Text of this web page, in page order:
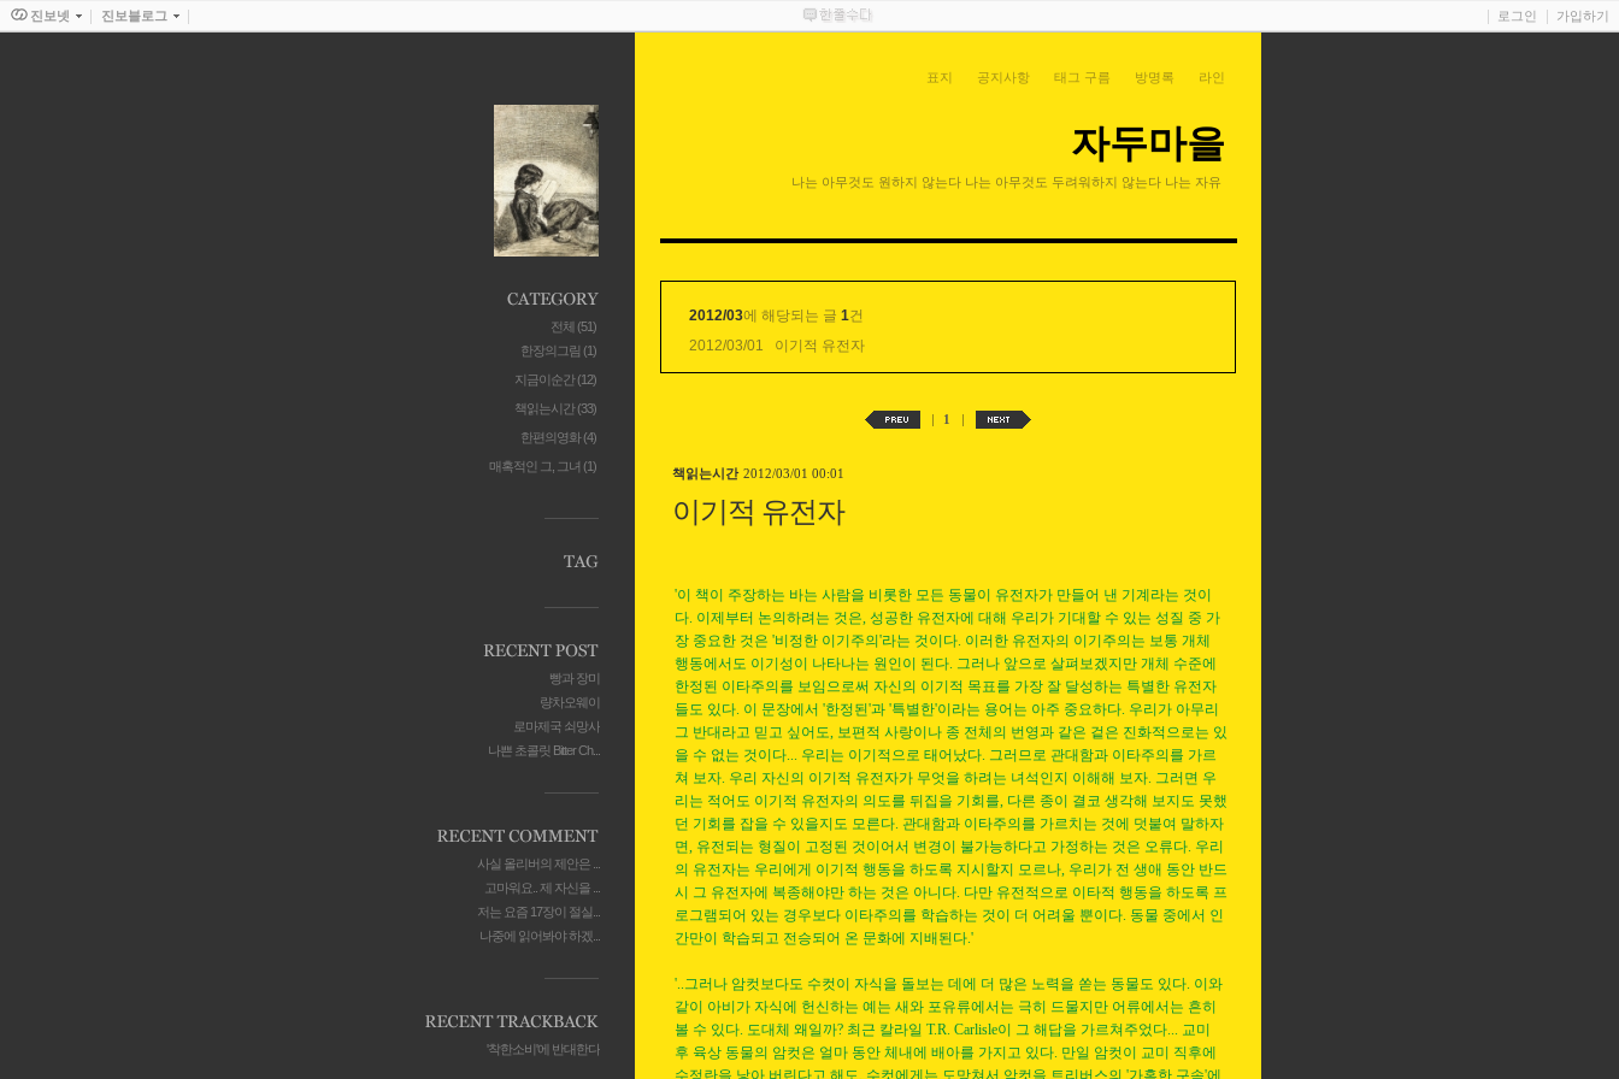
표지 공지사항 태그 구름 방명록 라인
자두마을
나는 아무것도 원하지 않는다 나는 아무것도 두려워하지 않는다 나는 자유
2012/03에 해당되는 글 1건
2012/03/01
이기적 유전자
1
책읽는시간 2012/03/01 00:01
이기적 유전자
'이 책이 주장하는 바는 사람을 비롯한 모든 동물이 유전자가 만들어 낸 기계라는 것이
다. 이제부터 논의하려는 것은, 성공한 유전자에 대해 우리가 기대할 수 있는 성질 중 가
장 중요한 것은 '비정한 이기주의'라는 것이다. 이러한 유전자의 이기주의는 보통 개체
행동에서도 이기성이 나타나는 원인이 된다. 그러나 앞으로 살펴보겠지만 개체 수준에
한정된 이타주의를 보임으로써 자신의 이기적 목표를 가장 잘 달성하는 특별한 유전자
들도 있다. 이 문장에서 '한정된'과 '특별한'이라는 용어는 아주 중요하다. 우리가 아무리
그 반대라고 믿고 싶어도, 보편적 사랑이나 종 전체의 번영과 같은 겉은 진화적으로는 있
을 수 없는 것이다... 우리는 이기적으로 태어났다. 그러므로 관대함과 이타주의를 가르
쳐 보자. 우리 자신의 이기적 유전자가 무엇을 하려는 녀석인지 이해해 보자. 그러면 우
리는 적어도 이기적 유전자의 의도를 뒤집을 기회를, 다른 종이 결코 생각해 보지도 못했
던 기회를 잡을 수 있을지도 모른다. 관대함과 이타주의를 가르치는 것에 덧붙여 말하자
면, 유전되는 형질이 고정된 것이어서 변경이 불가능하다고 가정하는 것은 오류다. 우리
의 유전자는 우리에게 이기적 행동을 하도록 지시할지 모르나, 우리가 전 생애 동안 반드
시 그 유전자에 복종해야만 하는 것은 아니다. 다만 유전적으로 이타적 행동을 하도록 프
로그램되어 있는 경우보다 이타주의를 학습하는 것이 더 어려울 뿐이다. 동물 중에서 인
간만이 학습되고 전승되어 온 문화에 지배된다.'
'..그러나 암컷보다도 수컷이 자식을 돌보는 데에 더 많은 노력을 쏟는 동물도 있다. 이와
같이 아비가 자식에 헌신하는 예는 새와 포유류에서는 극히 드물지만 어류에서는 흔히
볼 수 있다. 도대체 왜일까? 최근 칼라일 T.R. Carlisle이 그 해답을 가르쳐주었다... 교미
후 육상 동물의 암컷은 얼마 동안 체내에 배아를 가지고 있다. 만일 암컷이 교미 직후에
수정란을 낳아 버린다고 해도, 수컷에게는 도망쳐서 암컷을 트리버스의 '가혹한 구속'에
전체 (51)
한장의그림 (1)
지금이순간(12)
책읽는시간(33)
한편의영화(4)
매혹적인 그, 그녀 (1)
빵과 장미
량차오웨이
로마제국 쇠망사
나쁜 초콜릿 Bitter Ch...
사실 올리버의 제안은 ...
고마워요.. 제 자신을 ...
저는 요즘 17장이 절실...
나중에 읽어봐야 하겠...
'착한소비'에 반대한다
진보넷 진보블로그 로그인 가입하기